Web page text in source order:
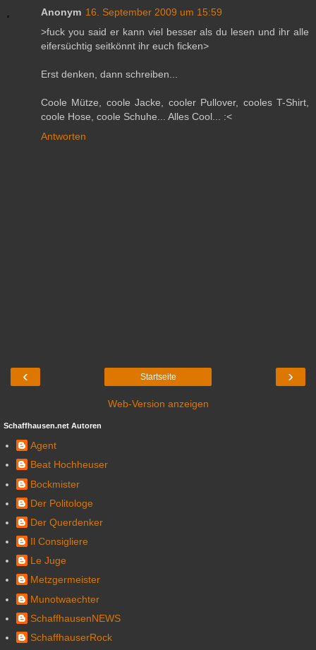
Anonym 16. September 2009 um 15:59
>fuck you said er kann viel besser als du lesen und ihr alle
eifersüchtig seitkönnt ihr euch ficken>
Erst denken, dann schreiben...
Coole Mütze, coole Jacke, cooler Pullover, cooles T-Shirt,
coole Hose, coole Schuhe... Alles Cool... :<
Antworten
‹ ›
Startseite
Web-Version anzeigen
Schaffhausen.net Autoren
Agent
Beat Hochheuser
Bockmister
Der Politologe
Der Querdenker
Il Consigliere
Le Juge
Metzgermeister
Munotwaechter
SchaffhausenNEWS
SchaffhauserRock